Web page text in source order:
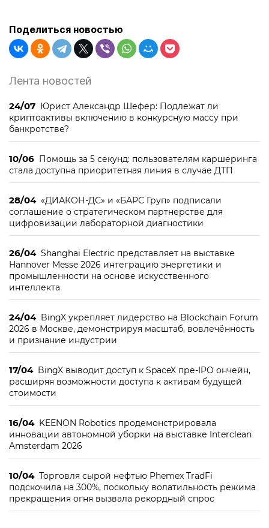
Поделиться новостью
Лента новостей
24/07 Юрист Александр Шефер: Подлежат ли
криптоактивы включению в конкурсную массу при
банкротстве?
10/06 Помощь за 5 секунд: пользователям каршеринга
стала доступна приоритетная линия в случае ДТП
28/04 «ДИАКОН-ДС» и «БАРС Груп» подписали
соглашение о стратегическом партнерстве для
цифровизации лабораторной диагностики
26/04 Shanghai Electric представляет на выставке
Hannover Messe 2026 интеграцию энергетики и
промышленности на основе искусственного
интеллекта
24/04 BingX укрепляет лидерство на Blockchain Forum
2026 в Москве, демонстрируя масштаб, вовлечённость
и признание индустрии
17/04 BingX выводит доступ к SpaceX пре-IPO ончейн,
расширяя возможности доступа к активам будущей
стоимости
16/04 KEENON Robotics продемонстрировала
инновации автономной уборки на выставке Interclean
Amsterdam 2026
10/04 Торговля сырой нефтью Phemex TradFi
подскочила на 300%, поскольку волатильность режима
прекращения огня вызвала рекордный спрос